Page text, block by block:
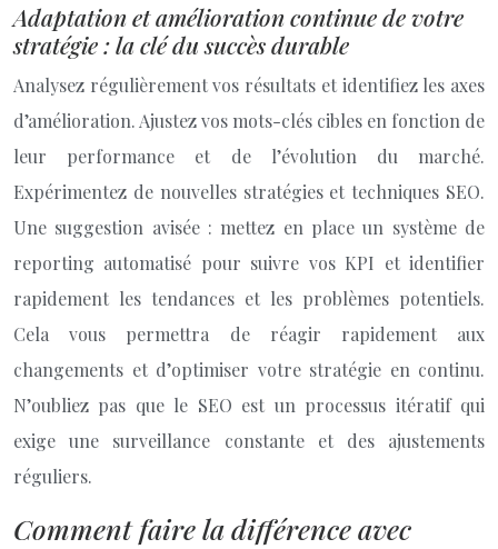
Adaptation et amélioration continue de votre
stratégie : la clé du succès durable
Analysez régulièrement vos résultats et identifiez les axes
d’amélioration. Ajustez vos mots-clés cibles en fonction de
leur performance et de l’évolution du marché.
Expérimentez de nouvelles stratégies et techniques SEO.
Une suggestion avisée : mettez en place un système de
reporting automatisé pour suivre vos KPI et identifier
rapidement les tendances et les problèmes potentiels.
Cela vous permettra de réagir rapidement aux
changements et d’optimiser votre stratégie en continu.
N’oubliez pas que le SEO est un processus itératif qui
exige une surveillance constante et des ajustements
réguliers.
Comment faire la différence avec